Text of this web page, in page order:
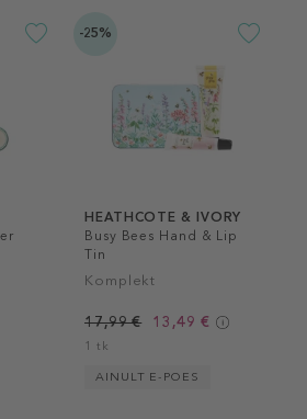
-25%
HEATHCOTE & IVORY
Busy Bees Hand & Lip
Tin
Komplekt
17,99 € 13,49 €
1 tk
AINULT E-POES